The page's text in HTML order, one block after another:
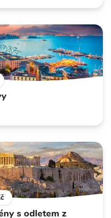
s odletem z